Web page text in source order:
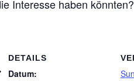
Interesse haben
DETAILS
Datum: